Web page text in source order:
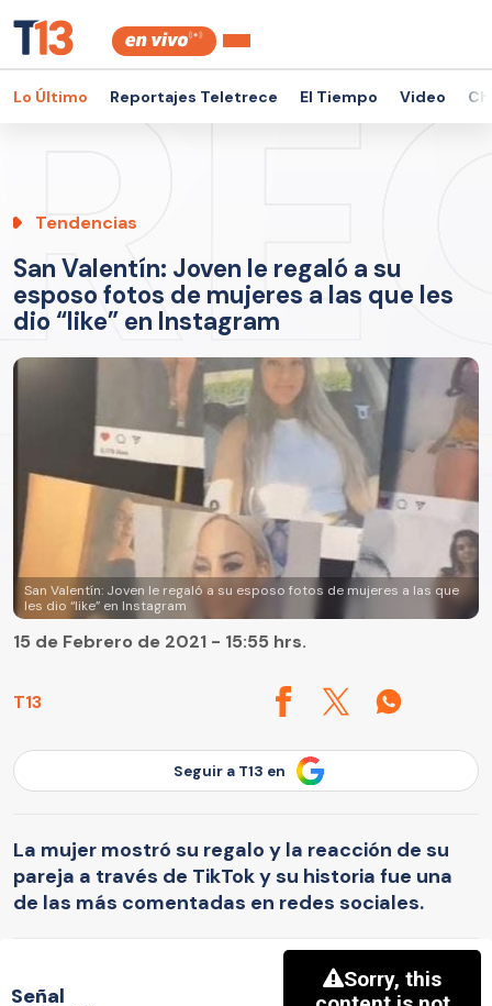
Lo Último Reportajes Teletrece El Tiempo Video
Tendencias
San Valentín: Joven le regaló a su
esposo fotos de mujeres a las que les
dio “like” en Instagram
San Valentín: Joven le regaló a su esposo fotos de mujeres a las que
les dio “like” en Instagram
T13
15 de Febrero de 2021 - 15:55 hrs.
Seguir a T13 en
La mujer mostró su regalo y la reacción de su
pareja a través de TikTok y su historia fue una
de las más comentadas en redes sociales.
Señal